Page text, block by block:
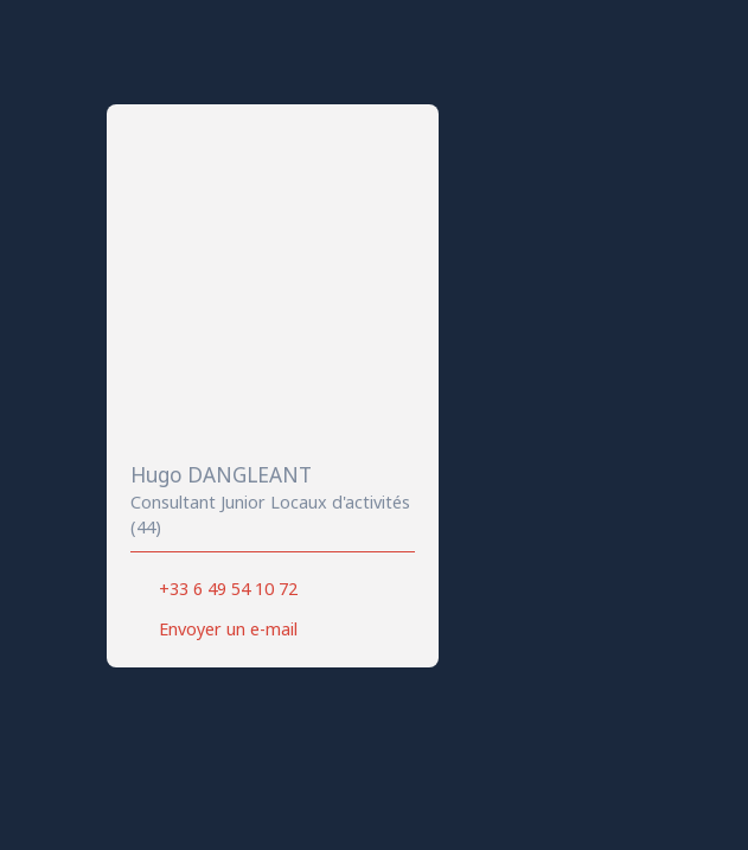
Hugo DANGLEANT
Consultant Junior Locaux d'activités
(44)
+33 6 49 54 10 72
Envoyer un e-mail